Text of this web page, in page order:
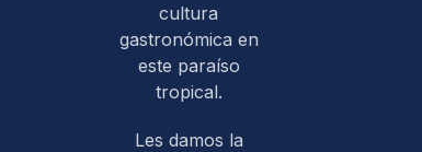
cultura
gastronómica en
este paraíso
tropical.
Les damos la